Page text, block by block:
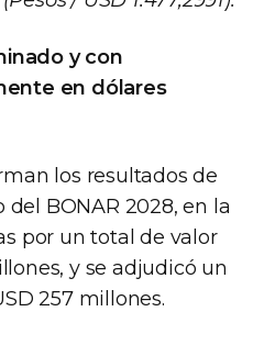
y con
en dólares
los resultados de
BONAR 2028, en la
por un total de valor
y se adjudicó un
257 millones.